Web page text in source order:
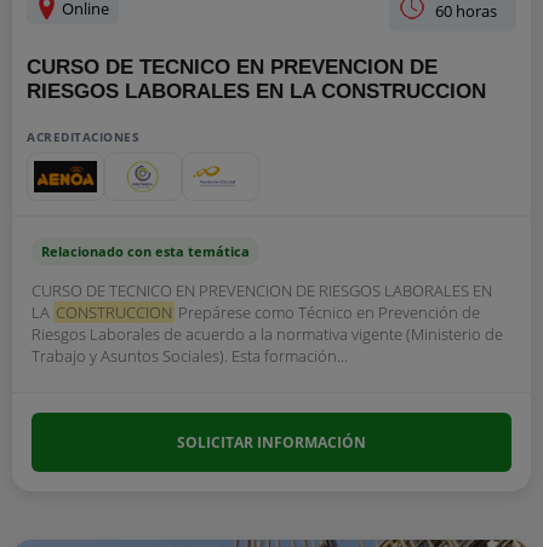
Online 60 horas
CURSO DE TECNICO EN PREVENCION DE
RIESGOS LABORALES EN LA CONSTRUCCION
ACREDITACIONES
Relacionado con esta temática
CURSO DE TECNICO EN PREVENCION DE RIESGOS LABORALES EN
LA CONSTRUCCION Prepárese como Técnico en Prevención de
Riesgos Laborales de acuerdo a la normativa vigente (Ministerio de
Trabajo y Asuntos Sociales). Esta formación...
SOLICITAR INFORMACIÓN